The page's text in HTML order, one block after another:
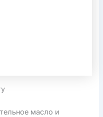
масло и